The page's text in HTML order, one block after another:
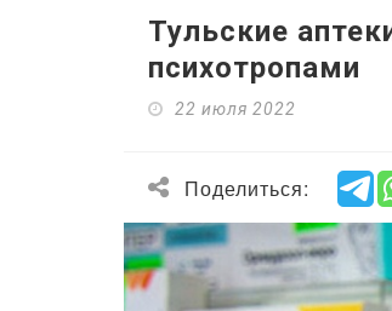
Тульские
психотропами
22 июля 2022
Поделиться: